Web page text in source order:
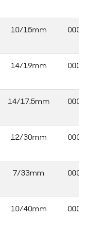
10/15mm
14/19mm
14/17.5mm
12/30mm
7/33mm
10/40mm